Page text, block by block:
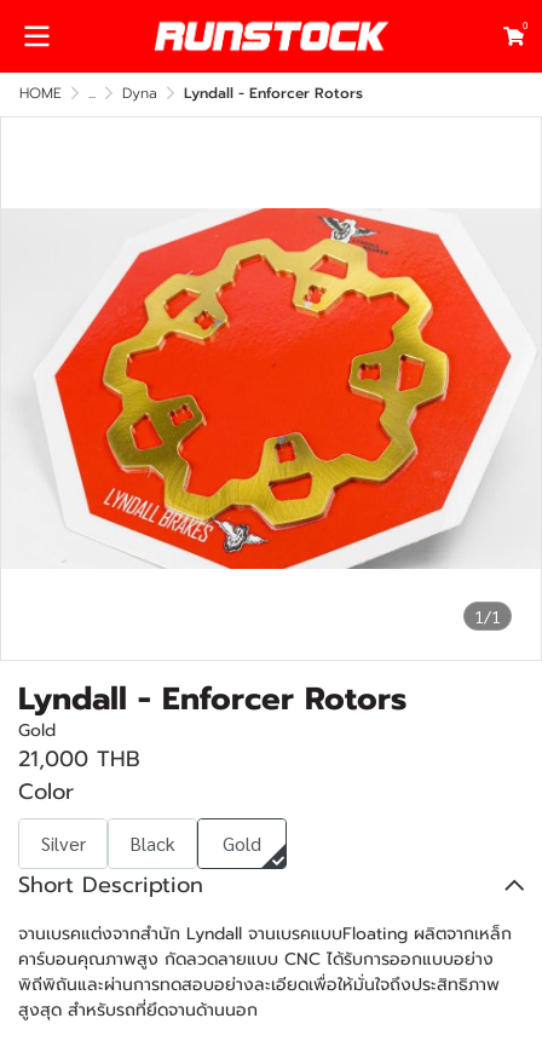
0
HOME ... Dyna Lyndall - Enforcer Rotors
1/1
Lyndall - Enforcer Rotors
Gold
21,000 THB
Color
Silver Black Gold
Short Description
จานเบรคแต่งจากสำนัก Lyndall จานเบรคแบบFloating ผลิตจากเหล็ก
คาร์บอนคุณภาพสูง กัดลวดลายแบบ CNC ได้รับการออกแบบอย่าง
พิถีพิถันและผ่านการทดสอบอย่างละเอียดเพื่อให้มั่นใจถึงประสิทธิภาพ
สูงสุด สำหรับรถที่ยึดจานด้านนอก